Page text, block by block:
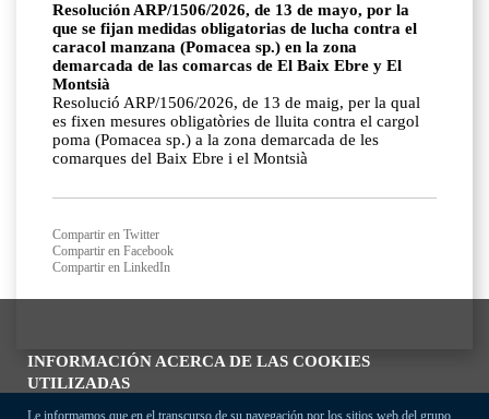
INFORMACIÓN ACERCA DE LAS COOKIES
UTILIZADAS
Le informamos que en el transcurso de su navegación por los sitios web del grupo
Resolución ARP/1506/2026, de 13 de mayo, por la
que se fijan medidas obligatorias de lucha contra el
caracol manzana (Pomacea sp.) en la zona
demarcada de las comarcas de El Baix Ebre y El
Montsià
Resolució ARP/1506/2026, de 13 de maig, per la qual
es fixen mesures obligatòries de lluita contra el cargol
poma (Pomacea sp.) a la zona demarcada de les
comarques del Baix Ebre i el Montsià
Compartir en Twitter
Compartir en Facebook
Compartir en LinkedIn